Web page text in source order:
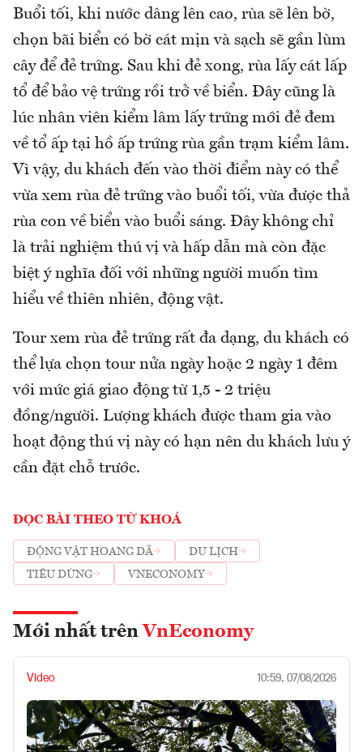
Buổi tối, khi nước dâng lên cao, rùa sẽ lên bờ,
chọn bãi biển có bờ cát mịn và sạch sẽ gần lùm
cây để đẻ trứng. Sau khi đẻ xong, rùa lấy cát lấp
tổ để bảo vệ trứng rồi trở về biển. Đây cũng là
lúc nhân viên kiểm lâm lấy trứng mới đẻ đem
về tổ ấp tại hồ ấp trứng rùa gần trạm kiểm lâm.
Vì vậy, du khách đến vào thời điểm này có thể
vừa xem rùa đẻ trứng vào buổi tối, vừa được thả
rùa con về biển vào buổi sáng. Đây không chỉ
là trải nghiệm thú vị và hấp dẫn mà còn đặc
biệt ý nghĩa đối với những người muốn tìm
hiểu về thiên nhiên, động vật.
Tour xem rùa đẻ trứng rất đa dạng, du khách có
thể lựa chọn tour nửa ngày hoặc 2 ngày 1 đêm
với mức giá giao động từ 1,5 - 2 triệu
đồng/người. Lượng khách được tham gia vào
hoạt động thú vị này có hạn nên du khách lưu ý
cần đặt chỗ trước.
ĐỌC BÀI THEO TỪ KHOÁ
ĐỘNG VẬT HOANG DÃ
DU LỊCH
TIÊU DÙNG
VNECONOMY
Mới nhất trên VnEconomy
Video 10:59, 07/08/2026